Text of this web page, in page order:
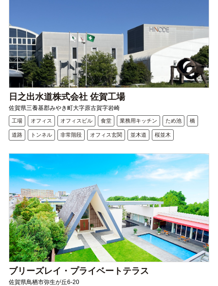
日之出水道株式会社 佐賀工場
佐賀県三養基郡みやき町大字原古賀字岩崎
工場 オフィス オフィスビル 食堂 業務用キッチン ため池 橋
道路 トンネル 非常階段 オフィス玄関 並木道 桜並木
ブリーズレイ・プライベートテラス
佐賀県鳥栖市弥生が丘6-20